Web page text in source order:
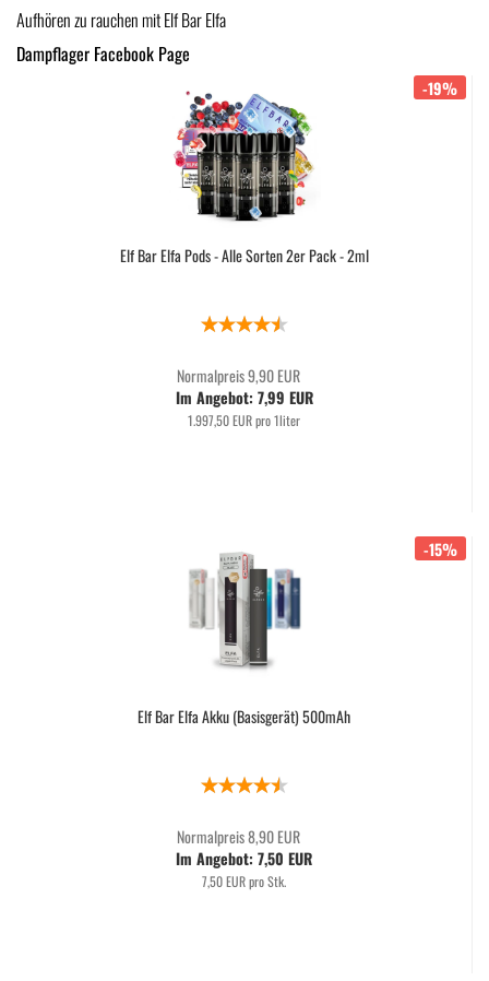
Aufhören zu rauchen mit Elf Bar Elfa
Dampflager Facebook Page
-19%
Elf Bar Elfa Pods - Alle Sorten 2er Pack - 2ml
Normalpreis 9,90 EUR
Im Angebot: 7,99 EUR
1.997,50 EUR pro 1liter
-15%
Elf Bar Elfa Akku (Basisgerät) 500mAh
Normalpreis 8,90 EUR
Im Angebot: 7,50 EUR
7,50 EUR pro Stk.